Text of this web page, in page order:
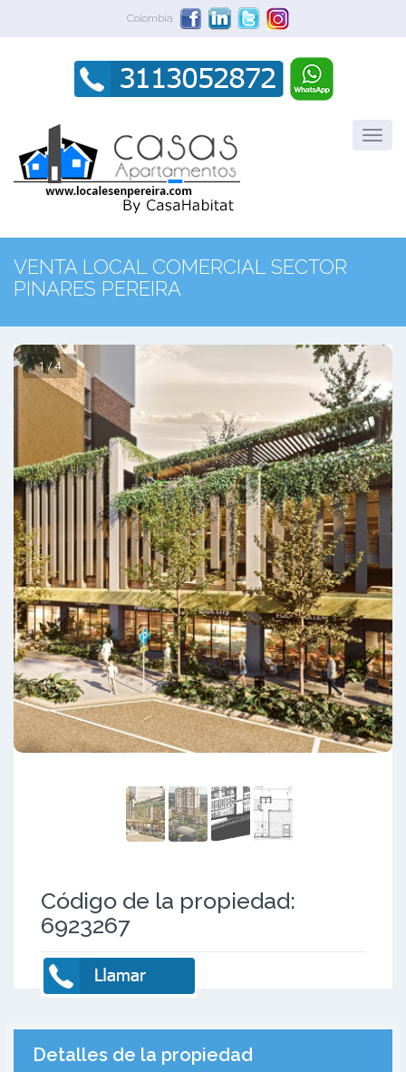
Colombia
VENTA LOCAL COMERCIAL SECTOR
PINARES PEREIRA
1 / 4
Código de la propiedad:
6923267
Detalles de la propiedad